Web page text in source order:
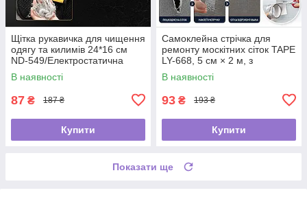
Щітка рукавичка для чищення
одягу та килимів 24*16 см
ND-549/Електростатична
рукавичка від шерсті
В наявності
87 ₴ 187 ₴
Купити
Самоклейна стрічка для
ремонту москітних сіток TAPE
LY-668, 5 см × 2 м, з
фібергласу
В наявності
93 ₴ 193 ₴
Купити
Показати ще